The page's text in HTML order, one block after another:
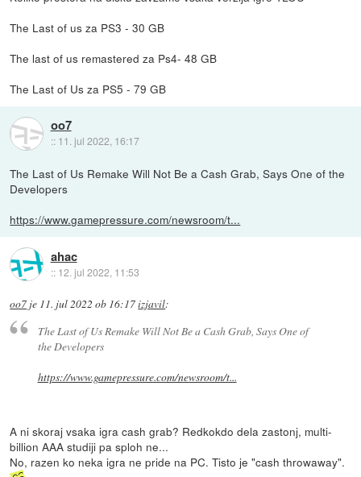
The Last of us za PS3 - 30 GB
The last of us remastered za Ps4- 48 GB
The Last of Us za PS5 - 79 GB
oo7
:: 11. jul 2022, 16:17
The Last of Us Remake Will Not Be a Cash Grab, Says One of the
Developers
https://www.gamepressure.com/newsroom/t...
ahac
:: 12. jul 2022, 11:53
oo7 je 11. jul 2022 ob 16:17izjavil:
The Last of Us Remake Will Not Be a Cash Grab, Says One of
the Developers
https://www.gamepressure.com/newsroom/t...
A ni skoraj vsaka igra cash grab? Redkokdo dela zastonj, multi-
billion AAA studiji pa sploh ne...
No, razen ko neka igra ne pride na PC. Tisto je "cash throwaway".